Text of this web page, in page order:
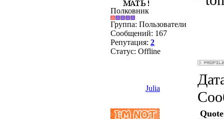
Полковник
Группа: Пользователи
Сообщений: 167
Репутация: 2
Статус: Offline
Julia
Quote